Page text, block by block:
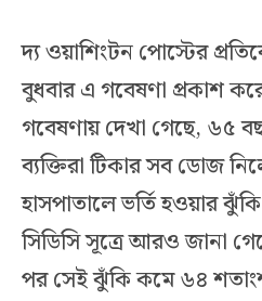
দ্য ওয়াশিংটন পোস্টের
বুধবার এ গবেষণা প্রকাশ
গবেষণায় দেখা গেছে, ৬৫
ব্যক্তিরা টিকার সব ডোজ
হাসপাতালে ভর্তি হওয়ার
সিডিসি সূত্রে আরও জানা
পর সেই ঝুঁকি কমে ৬৪